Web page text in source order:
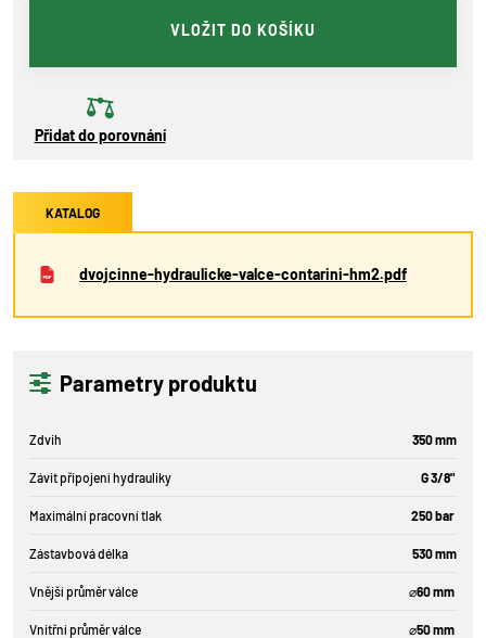
VLOŽIT DO KOŠÍKU
Přidat do porovnání
KATALOG
dvojcinne-hydraulicke-valce-contarini-hm2.pdf
Parametry produktu
Zdvih 350 mm
Závit připojení hydrauliky G 3/8"
Maximální pracovní tlak 250 bar
Zástavbová délka 530 mm
Vnější průměr válce ⌀60 mm
Vnitřní průměr válce ⌀50 mm